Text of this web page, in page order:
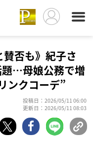
賛否も》紀子さ
…母娘公務で増
ンクコーデ”
投稿日：2026/05/11 06:00
更新日：2026/05/11 08:03